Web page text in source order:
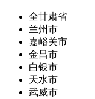
全甘肃省
兰州市
嘉峪关市
金昌市
白银市
天水市
武威市